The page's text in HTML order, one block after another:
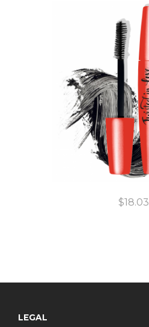
$18.03
LEGAL